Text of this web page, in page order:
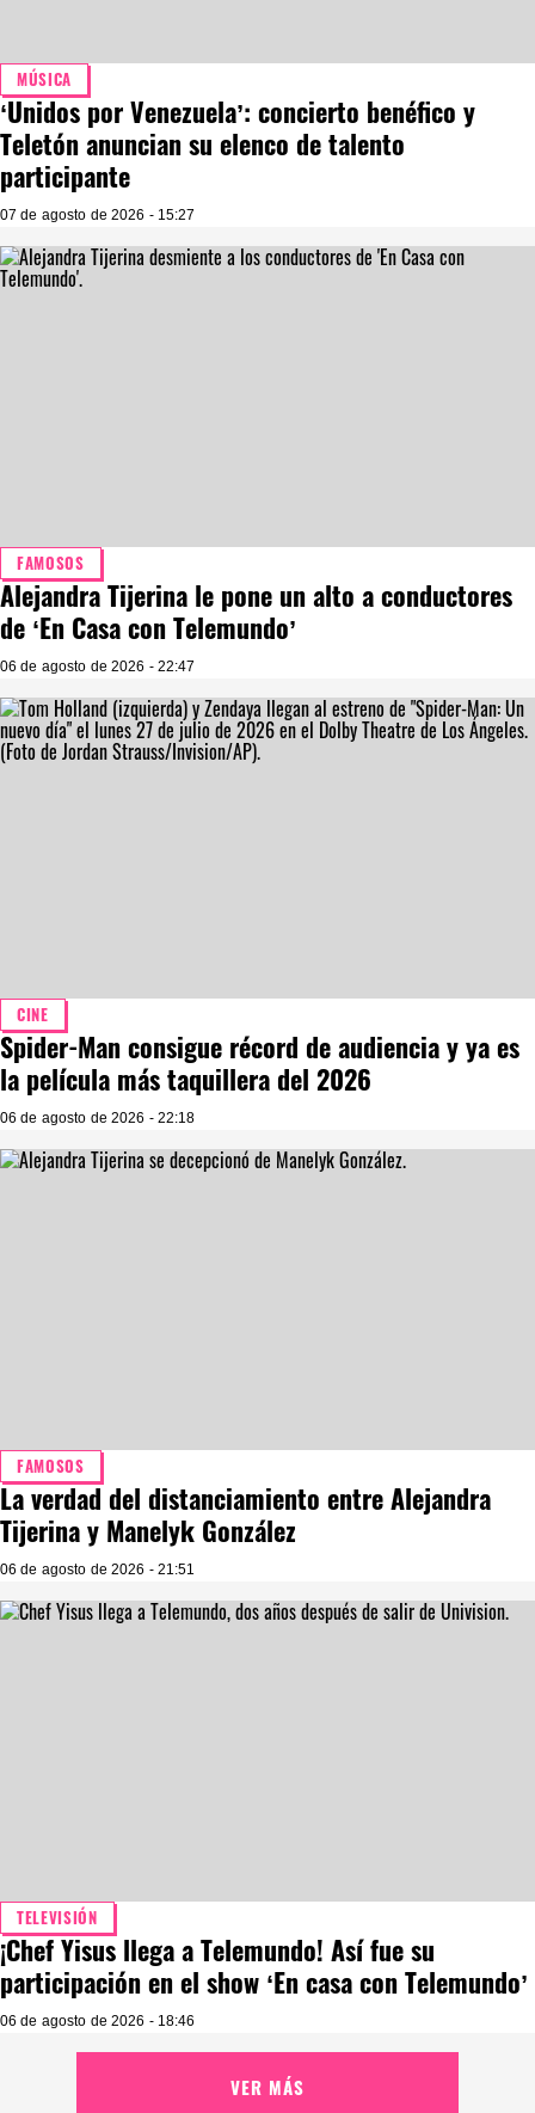
MÚSICA
‘Unidos por Venezuela’: concierto benéfico y
Teletón anuncian su elenco de talento
participante
07 de agosto de 2026 - 15:27
FAMOSOS
Alejandra Tijerina le pone un alto a conductores
de ‘En Casa con Telemundo’
06 de agosto de 2026 - 22:47
CINE
Spider-Man consigue récord de audiencia y ya es
la película más taquillera del 2026
06 de agosto de 2026 - 22:18
FAMOSOS
La verdad del distanciamiento entre Alejandra
Tijerina y Manelyk González
06 de agosto de 2026 - 21:51
TELEVISIÓN
¡Chef Yisus llega a Telemundo! Así fue su
participación en el show ‘En casa con Telemundo’
06 de agosto de 2026 - 18:46
VER MÁS